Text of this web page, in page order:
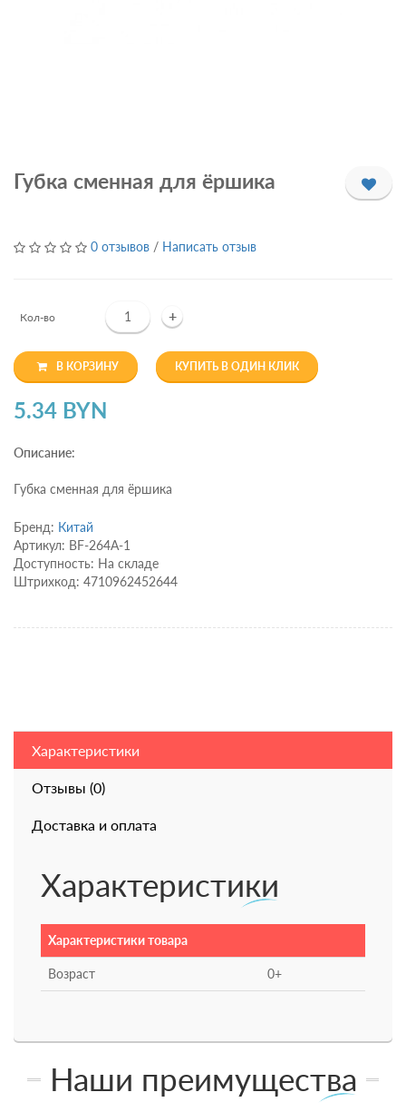
Губка сменная для ёршика
0 отзывов / Написать отзыв
Кол-во +
В КОРЗИНУ КУПИТЬ В ОДИН КЛИК
5.34 BYN
Описание:
Губка сменная для ёршика
Бренд: Китай
Артикул: BF-264А-1
Доступность: На складе
Штрихкод: 4710962452644
Характеристики
Отзывы (0)
Доставка и оплата
Характеристики
Характеристики товара
Возраст 0+
Наши преимущества